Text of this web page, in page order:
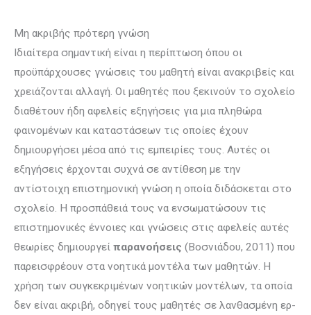
Μη ακριβής πρότερη γνώση
Ιδιαίτερα σημαντική είναι η περίπτωση όπου οι
προϋπάρχουσες γνώσεις του μα­θητή είναι ανακριβείς και
χρειάζονται αλλαγή. Οι μαθητές που ξεκινούν το σχολείο
διαθέτουν ήδη αφελείς εξηγήσεις για μια πληθώρα
φαινομένων και καταστάσεων τις οποίες έχουν
δημιουργήσει μέσα από τις εμπειρίες τους. Αυτές οι
εξηγήσεις έρχονται συχνά σε αντίθεση με την
αντίστοιχη επι­στη­μο­νική γνώση η οποία διδάσκεται στο
σχολείο. Η προσπά­θειά τους να ενσωμα­τώσουν τις
επιστημονικές έννοιες και γνώσεις στις αφε­λείς αυτές
θεωρίες δημιουργεί παρανοήσεις (Βοσνιάδου, 2011) που
παρει­σφρέ­ουν στα νοητικά μοντέλα των μαθητών. Η
χρήση των συγκεκρι­μένων νοητι­κών μοντέλων, τα οποία
δεν είναι ακριβή, οδηγεί τους μαθητές σε λανθα­σμένη ερ­­